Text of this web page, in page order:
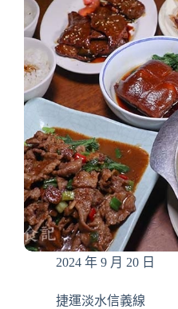
加
購
配
料/
口
感
酸
辣
開
胃
過
癮/
詳
細
菜
單
居
酒
屋』
近
中
山
站/
林
森
北
路
居
酒
屋
必
吃/
油
2024 年 9 月 20 日
捷運淡水信義線